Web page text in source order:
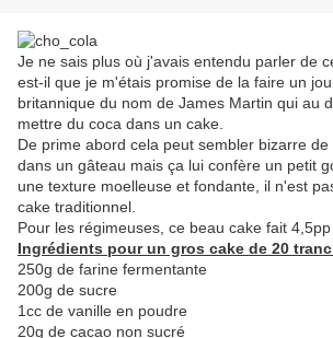
Je ne sais plus où j'avais entendu parler de
est-il que je m'étais promise de la faire un
britannique du nom de James Martin qui au
mettre du coca dans un cake.
De prime abord cela peut sembler bizarre
dans un gâteau mais ça lui confère un petit
une texture moelleuse et fondante, il n'est
cake traditionnel.
Pour les régimeuses, ce beau cake fait 4,5pp
Ingrédients pour un gros cake de 20
250g de farine fermentante
200g de sucre
1cc de vanille en poudre
20g de cacao non sucré